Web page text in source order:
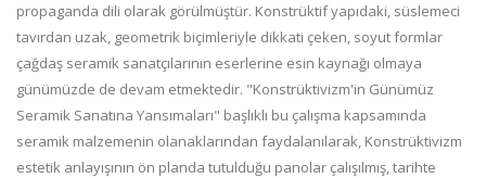
propaganda dili olarak görülmüştür. Konstrüktif yapıdaki, süslemeci
tavırdan uzak, geometrik biçimleriyle dikkati çeken, soyut formlar
çağdaş seramik sanatçılarının eserlerine esin kaynağı olmaya
günümüzde de devam etmektedir. "Konstrüktivizm'in Günümüz
Seramik Sanatına Yansımaları" başlıklı bu çalışma kapsamında
seramik malzemenin olanaklarından faydalanılarak, Konstrüktivizm
estetik anlayışının ön planda tutulduğu panolar çalışılmış, tarihte